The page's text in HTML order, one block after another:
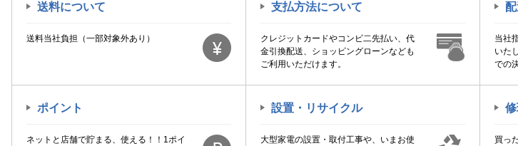
送料について
送料当社負担（一部対象外あり）
支払方法について
クレジットカードやコンビ二先払い、代
金引換配送、ショッピングローンなども
ご利用いただけます。
当社
いた
での
ポイント
ネットと店舗で貯まる、使える！！1ポイ
設置・リサイクル
大型家電の設置・取付工事や、いまお使 買っ